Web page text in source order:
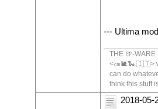
--- Ultima
THE 🍺-
<㎝🐌🐍.🇮🇹>
can do
think this stuff
2018-05-